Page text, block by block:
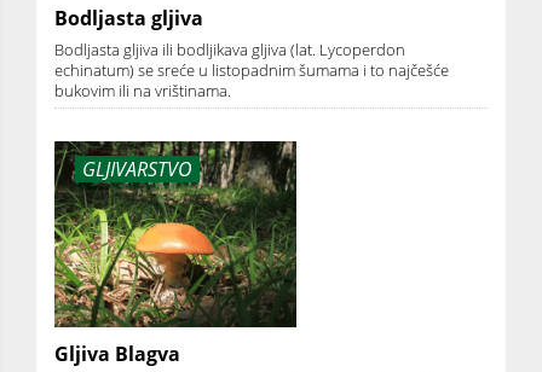
Bodljasta gljiva
Bodljasta gljiva ili bodljikava gljiva (lat. Lycoperdon
echinatum) se sreće u listopadnim šumama i to najčešće
bukovim ili na vrištinama.
GLJIVARSTVO
Gljiva Blagva